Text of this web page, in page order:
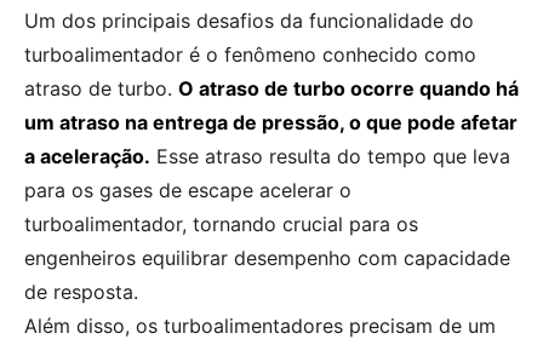
Um dos principais desafios da funcionalidade do
turboalimentador é o fenômeno conhecido como
atraso de turbo. O atraso de turbo ocorre quando há
um atraso na entrega de pressão, o que pode afetar
a aceleração. Esse atraso resulta do tempo que leva
para os gases de escape acelerar o
turboalimentador, tornando crucial para os
engenheiros equilibrar desempenho com capacidade
de resposta.
Além disso, os turboalimentadores precisam de um